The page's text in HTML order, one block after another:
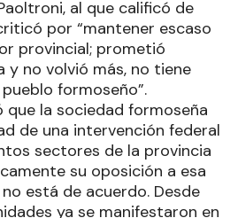
al que calificó de
por “mantener escaso
provincial; prometió
y no volvió más, no tiene
formoseño”.
que la sociedad formoseña
de una intervención federal
sectores de la provincia
su oposición a esa
está de acuerdo. Desde
ya se manifestaron en